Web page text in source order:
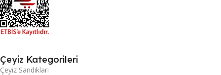
Çeyiz Kategorileri
Çeyiz Sandıkları